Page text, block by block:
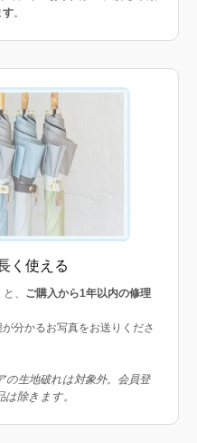
す。
く使える
、 ご購入から1年以内の修理
分かるお写真をお送りくださ
生地破れは対象外。会員登
除きます。